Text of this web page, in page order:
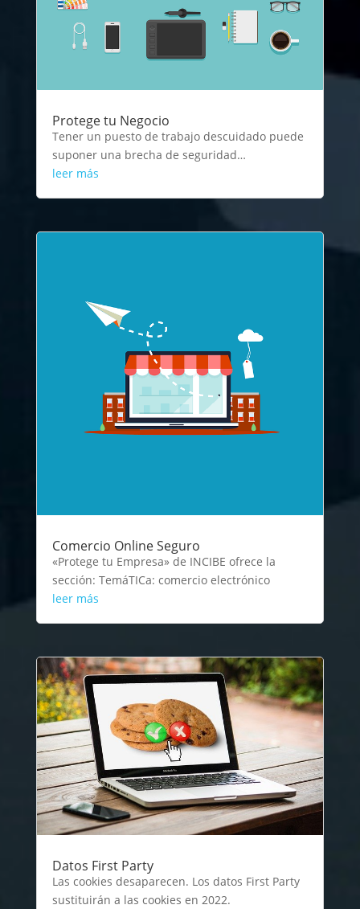
Protege tu Negocio
Tener un puesto de trabajo descuidado puede
suponer una brecha de seguridad…
leer más
Comercio Online Seguro
«Protege tu Empresa» de INCIBE ofrece la
sección: TemáTICa: comercio electrónico
leer más
Datos First Party
Las cookies desaparecen. Los datos First Party
sustituirán a las cookies en 2022.